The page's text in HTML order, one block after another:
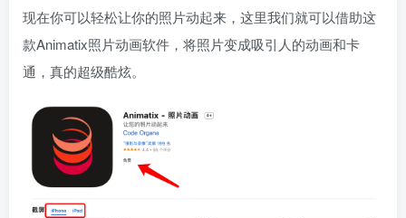
现在你可以轻松让你的照片动起来，这里我们就可以借助这
款Animatix照片动画软件，将照片变成吸引人的动画和卡
通，真的超级酷炫。